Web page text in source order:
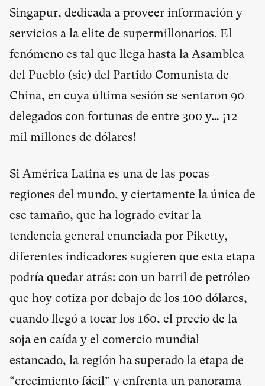
Singapur, dedicada a proveer información y
servicios a la elite de supermillonarios. El
fenómeno es tal que llega hasta la Asamblea
del Pueblo (sic) del Partido Comunista de
China, en cuya última sesión se sentaron 90
delegados con fortunas de entre 300 y… ¡12
mil millones de dólares!
Si América Latina es una de las pocas
regiones del mundo, y ciertamente la única de
ese tamaño, que ha logrado evitar la
tendencia general enunciada por Piketty,
diferentes indicadores sugieren que esta etapa
podría quedar atrás: con un barril de petróleo
que hoy cotiza por debajo de los 100 dólares,
cuando llegó a tocar los 160, el precio de la
soja en caída y el comercio mundial
estancado, la región ha superado la etapa de
“crecimiento fácil” y enfrenta un panorama